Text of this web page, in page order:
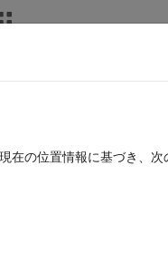
サインインし
サイン
在の位置情報に基づき、次